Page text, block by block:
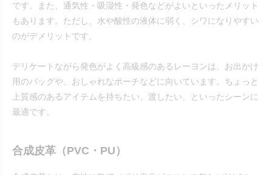
です。また、通気性・吸湿性・発色などがよいといったメリット
もあります。ただし、水や酸性の液体に弱く、シワになりやすい
のがデメリットです。
デリケートながら発色がよく高級感のあるレーヨンは、お出かけ
用のバッグや、おしゃれなポーチなどに向いています。ちょっと
上質感のあるアイテムを持ちたい、渡したい、といったシーンに
最適です。
合成皮革（PVC・PU）